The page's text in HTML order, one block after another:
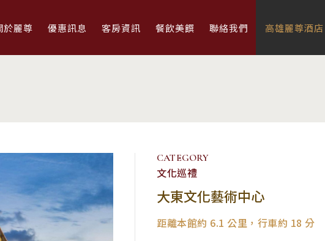
於麗尊 優惠訊息 客房資訊 餐飲美饌 聯絡我們 高雄麗尊酒
CATEGORY
文化巡禮
大東文化藝術中心
距離本館約 6.1 公里，行車約 18 分